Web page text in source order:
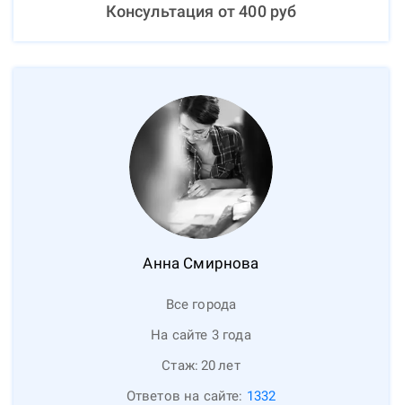
Консультация от400руб
Анна Смирнова
Все города
На сайте 3 года
Стаж: 20лет
Ответов на сайте: 1332